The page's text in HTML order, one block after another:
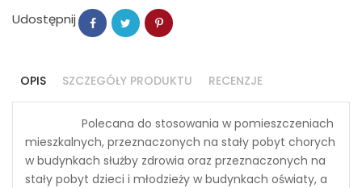
Udostępnij
OPIS SZCZEGÓŁY PRODUKTU RECENZJE
Polecana do stosowania w pomieszczeniach
mieszkalnych, przeznaczonych na stały pobyt chorych
w budynkach służby zdrowia oraz przeznaczonych na
stały pobyt dzieci i młodzieży w budynkach oświaty, a